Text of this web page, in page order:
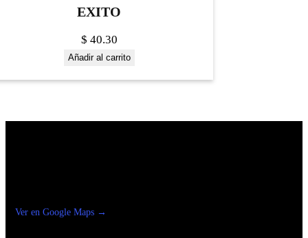
EXITO
$ 40.30
Añadir al carrito
Ver en Google Maps →